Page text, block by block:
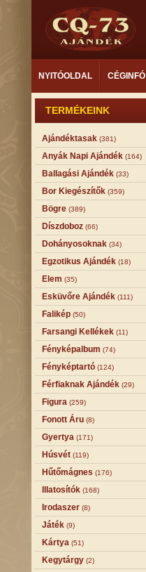
NYITÓOLDAL CÉGINFÓ
TERMÉKEINK
Ajándéktasak (381)
Anyák Napi Ajándék (164)
Ballagási Ajándék (33)
Bor Kiegészítők (359)
Bögre (389)
Díszdoboz (66)
Dohányosoknak (34)
Egzotikus Ajándék (18)
Elem (35)
Esküvőre Ajándék (111)
Falikép (50)
Farsangi Kellékek (11)
Fényképalbum (74)
Fényképtartó (124)
Férfiaknak Ajándék (29)
Figura (259)
Fonott Áru (8)
Gyertya (171)
Húsvét (119)
Hűtőmágnes (176)
Illatosítók (168)
Irodaszer (8)
Játék (9)
Kártya (51)
Kegytárgy (2)